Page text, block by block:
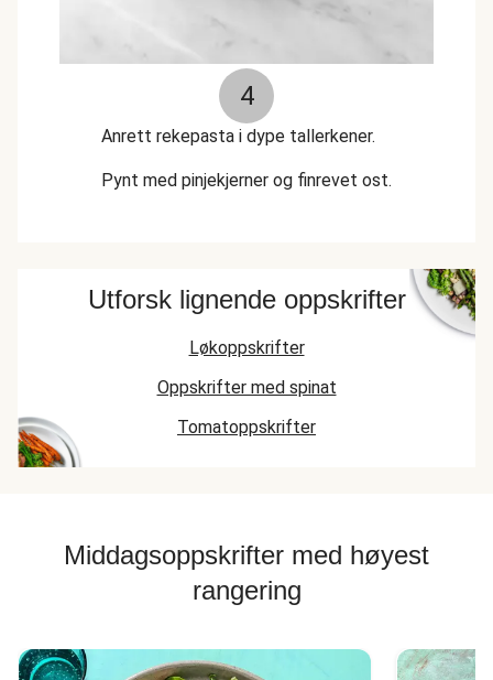
4
Anrett rekepasta i dype tallerkener.
Pynt med pinjekjerner og finrevet ost.
Utforsk lignende oppskrifter
Løkoppskrifter
Oppskrifter med spinat
Tomatoppskrifter
Middagsoppskrifter med høyest
rangering